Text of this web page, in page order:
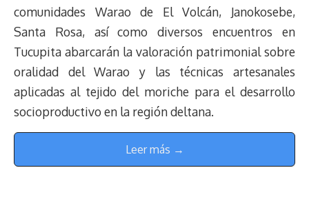
comunidades Warao de El Volcán, Janokosebe,
Santa Rosa, así como diversos encuentros en
Tucupita abarcarán la valoración patrimonial sobre
oralidad del Warao y las técnicas artesanales
aplicadas al tejido del moriche para el desarrollo
socioproductivo en la región deltana.
Leer más →